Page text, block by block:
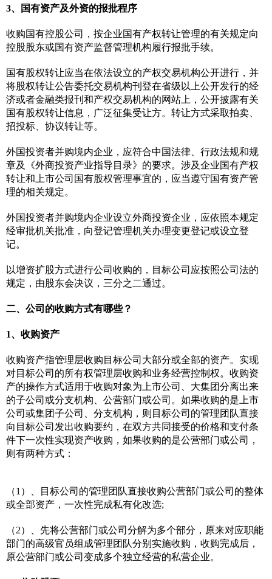
3、国有资产及外资的报批程序
收购国有控股公司，按企业国有产权转让管理的有关规定向
控股股东或国有资产监督管理机构履行报批手续。
国有股权转让应当在依法设立的产权交易机构公开进行，并
将股权转让公告委托交易机构刊登在省级以上公开发行的经
济或者金融类报刊和产权交易机构的网站上，公开披露有关
国有股权转让信息，广泛征集受让方。转让方式采取拍卖、
招投标、协议转让等。
外国投资者并购境内企业，应符合中国法律、行政法规和规
章及《外商投资产业指导目录》的要求。涉及企业国有产权
转让和上市公司国有股权管理事宜的，应当遵守国有资产管
理的相关规定。
外国投资者并购境内企业设立外商投资企业，应依照本规定
经审批机关批准，向登记管理机关办理变更登记或设立登
记。
以增资扩股方式进行公司收购的，目标公司应按照公司法的
规定，由股东会决议，三分之二通过。
二、公司的收购方式有哪些？
1、收购资产
收购资产指管理层收购目标公司大部分或全部的资产。实现
对目标公司的所有权管理层收购和业务经营控制权。收购资
产的操作方式适用于收购对象为上市公司、大集团分离出来
的子公司或分支机构、公营部门或公司。如果收购的是上市
公司或集团子公司、分支机构，则目标公司的管理团队直接
向目标公司发出收购要约，在双方共同接受的价格和支付条
件下一次性实现资产收购，如果收购的是公营部门或公司，
则有两种方式：
（1）、目标公司的管理团队直接收购公营部门或公司的整体
或全部资产，一次性完成私有化改选;
（2）、先将公营部门或公司分解为多个部分，原来对应职能
部门的高级官员组成管理团队分别实施收购，收购完成后，
原公营部门或公司变成多个独立经营的私营企业。